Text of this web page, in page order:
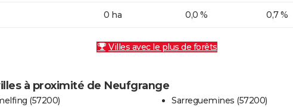
0 ha 0,0 % 0,7 %
Villes avec le plus de forêts
à proximité de Neufgrange
(57200)
Sarreguemines (57200)